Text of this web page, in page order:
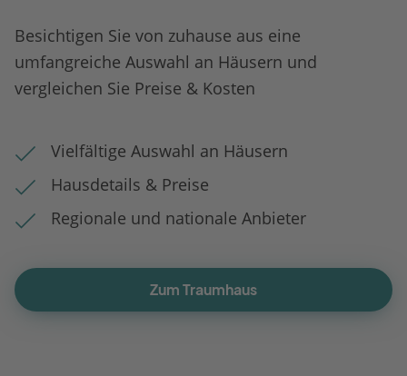
Besichtigen Sie von zuhause aus eine
umfangreiche Auswahl an Häusern und
vergleichen Sie Preise & Kosten
Vielfältige Auswahl an Häusern
Hausdetails & Preise
Regionale und nationale Anbieter
Zum Traumhaus